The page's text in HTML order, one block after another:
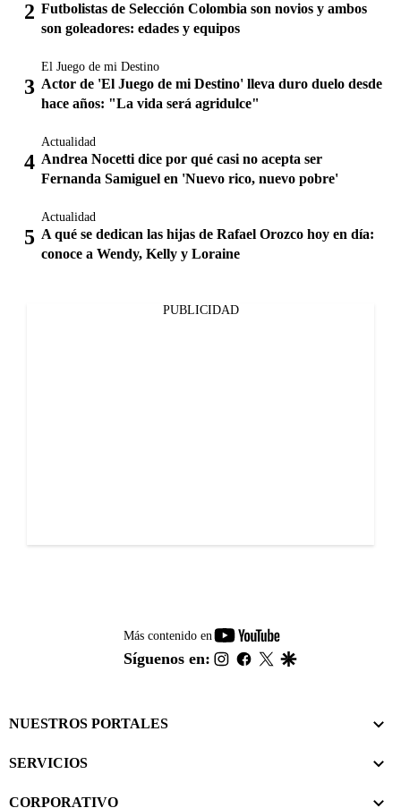
Futbolistas de Selección Colombia son novios y ambos
son goleadores: edades y equipos
El Juego de mi Destino
Actor de 'El Juego de mi Destino' lleva duro duelo desde
hace años: "La vida será agridulce"
Actualidad
Andrea Nocetti dice por qué casi no acepta ser
Fernanda Samiguel en 'Nuevo rico, nuevo pobre'
Actualidad
A qué se dedican las hijas de Rafael Orozco hoy en día:
conoce a Wendy, Kelly y Loraine
PUBLICIDAD
Más contenido en
youtube-
footer
Síguenos en: instagram
facebook
twitter
NUESTROS PORTALES
SERVICIOS
CORPORATIVO